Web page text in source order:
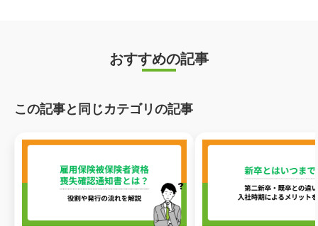
おすすめの記事
この記事と同じカテゴリの記事